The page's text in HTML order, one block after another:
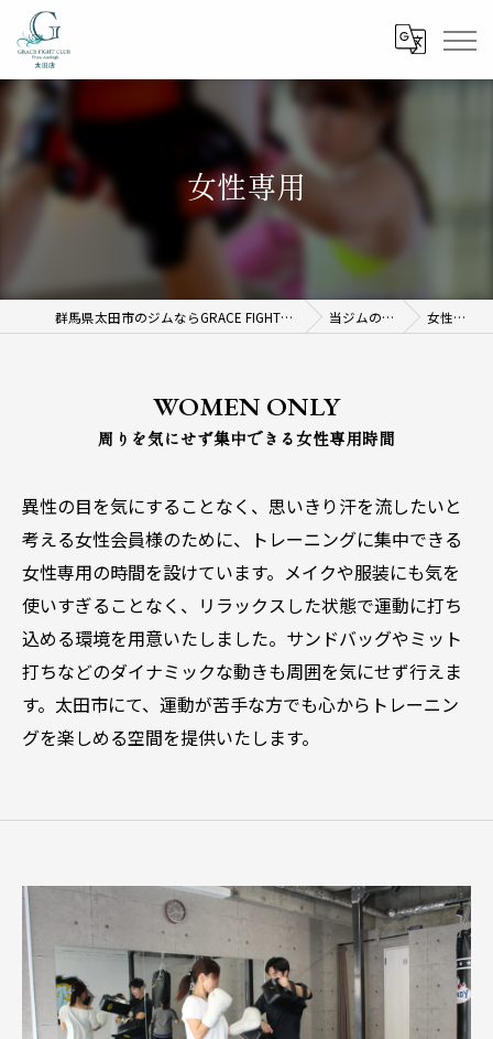
女性専用
群馬県太田市のジムならGRACE FIGHT CLUB 太田 当ジムの特徴 女性専用
周りを気にせず集中できる女性専用時間
WOMEN ONLY
異性の目を気にすることなく、思いきり汗を流したいと
考える女性会員様のために、トレーニングに集中できる
女性専用の時間を設けています。メイクや服装にも気を
使いすぎることなく、リラックスした状態で運動に打ち
込める環境を用意いたしました。サンドバッグやミット
打ちなどのダイナミックな動きも周囲を気にせず行えま
す。太田市にて、運動が苦手な方でも心からトレーニン
グを楽しめる空間を提供いたします。